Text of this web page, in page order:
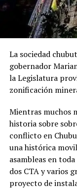
La sociedad
gobernador
la Legislatura
zonificación
Mientras muchos
historia sobre
conflicto en
una histórica
asambleas en
dos CTA y varios
proyecto de